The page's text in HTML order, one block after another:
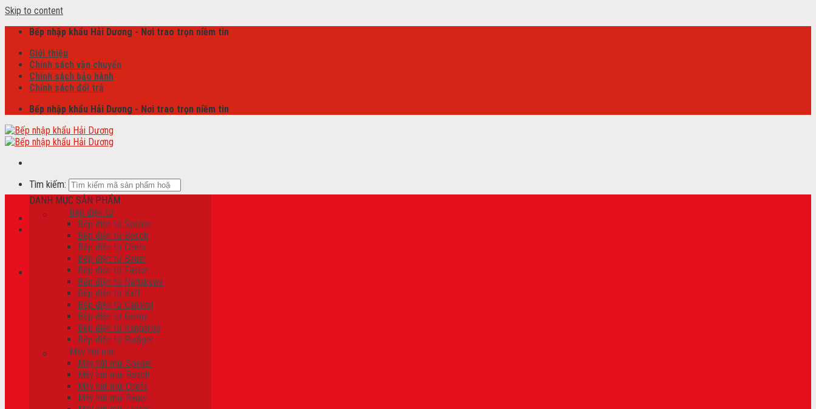
Skip to content
Bếp nhập khẩu Hải Dương - Nơi trao trọn niềm tin
Giới thiệu
Chính sách vận chuyển
Chính sách bảo hành
Chính sách đổi trả
Bếp nhập khẩu Hải Dương - Nơi trao trọn niềm tin
Tìm kiếm:
Giỏ hàng /0₫
Chưa có sản phẩm trong giỏ hàng.
Chưa có sản phẩm trong giỏ hàng.
DANH MỤC SẢN PHẨM
Bếp điện từ
Bếp điện từ Spelier
Bếp điện từ Bosch
Bếp điện từ Chefs
Bếp điện từ Bauer
Bếp điện từ Faster
Bếp điện từ Nagakawa
Bếp điện từ Kaff
Bếp điện từ Canaval
Bếp điện từ Genny
Bếp điện từ Kangaroo
Bếp điện từ Rudiger
Máy hút mùi
Máy hút mùi Spelier
Máy hút mùi Bosch
Máy hút mùi Chefs
Máy hút mùi Bauer